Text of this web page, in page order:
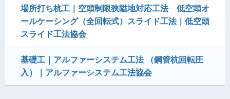
場所打ち杭工｜空頭制限狭隘地対応工法 低空頭オ
ールケーシング（全回転式）スライド工法｜低空頭
スライド工法協会
基礎工｜アルファーシステム工法 （鋼管杭回転圧
入）｜アルファーシステム工法協会